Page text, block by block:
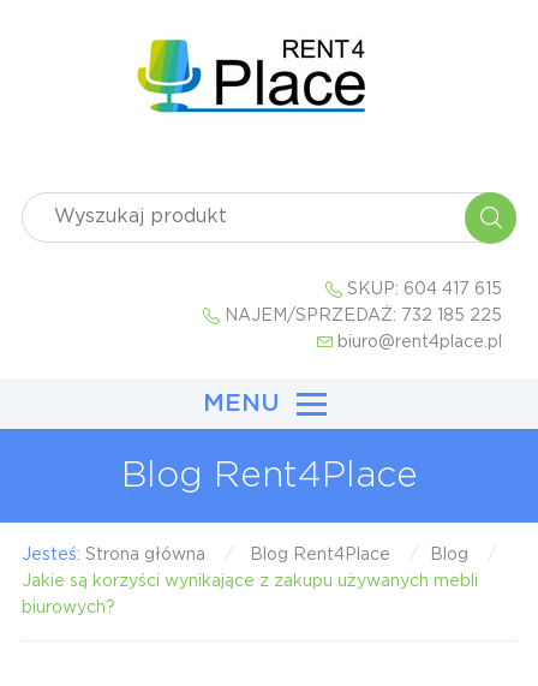
SKUP: 604 417 615
NAJEM/SPRZEDAŻ: 732 185 225
biuro@rent4place.pl
MENU
Blog Rent4Place
Jesteś: Strona główna Blog Rent4Place
Blog
Jakie są korzyści wynikające z zakupu używanych mebli
biurowych?